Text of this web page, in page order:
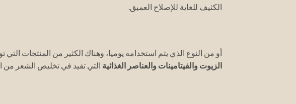
الكثيف للغاية للإصلاح العميق.
أو من النوع الذي يتم استخدامه يوميا، وهناك الكثير من المنتجات
الزيوت والفيتامينات والعناصر الغذائية التي تفيد في تخليص الشعر من